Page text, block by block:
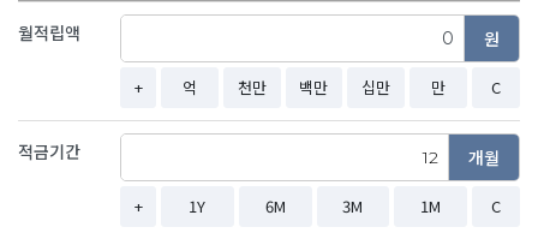
월적립액 원
+ 억 천만 백만 십만 만 C
적금기간 개월
+ 1Y 6M 3M 1M C